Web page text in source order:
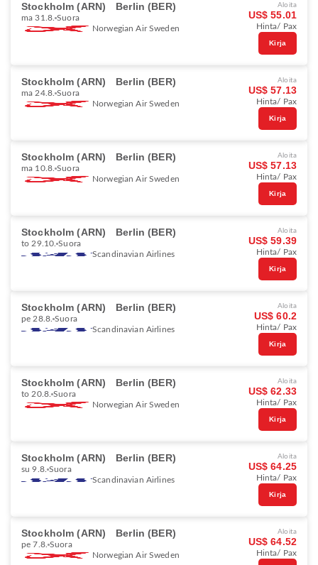
Stockholm (ARN) Berlin (BER)
ma 31.8. Suora
Norwegian Air Sweden
Aloita
US$ 55.01
Hinta/ Pax
Kirja
Stockholm (ARN) Berlin (BER)
ma 24.8. Suora
Norwegian Air Sweden
Aloita
US$ 57.13
Hinta/ Pax
Kirja
Stockholm (ARN) Berlin (BER)
ma 10.8. Suora
Norwegian Air Sweden
Aloita
US$ 57.13
Hinta/ Pax
Kirja
Stockholm (ARN) Berlin (BER)
to 29.10. Suora
Scandinavian Airlines
Aloita
US$ 59.39
Hinta/ Pax
Kirja
Stockholm (ARN) Berlin (BER)
pe 28.8. Suora
Scandinavian Airlines
Aloita
US$ 60.2
Hinta/ Pax
Kirja
Stockholm (ARN) Berlin (BER)
to 20.8. Suora
Norwegian Air Sweden
Aloita
US$ 62.33
Hinta/ Pax
Kirja
Stockholm (ARN) Berlin (BER)
su 9.8. Suora
Scandinavian Airlines
Aloita
US$ 64.25
Hinta/ Pax
Kirja
Stockholm (ARN) Berlin (BER)
pe 7.8. Suora
Norwegian Air Sweden
Aloita
US$ 64.52
Hinta/ Pax